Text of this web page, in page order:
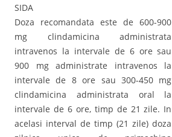
SIDA
Doza recomandata este de 600-900
mg clindamicina administrata
intravenos la intervale de 6 ore sau
900 mg administrate intravenos la
intervale de 8 ore sau 300-450 mg
clindamicina administrata oral la
intervale de 6 ore, timp de 21 zile. In
acelasi interval de timp (21 zile) doza